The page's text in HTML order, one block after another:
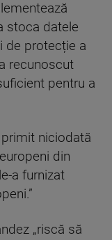
stoca datele
de protecție a
recunoscut
pentru a
primit niciodată
din
a furnizat
„riscă să